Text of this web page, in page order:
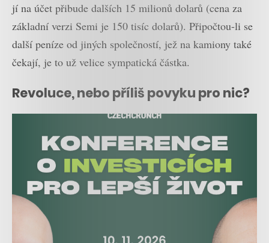
jí na účet přibude dalších 15 milionů dolarů (cena za
základní verzi Semi je 150 tisíc dolarů). Připočtou-li se
další peníze od jiných společností, jež na kamiony také
čekají, je to už velice sympatická částka.
Revoluce, nebo příliš povyku pro nic?